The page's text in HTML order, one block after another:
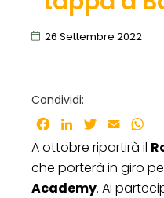
26 Settembre 2022
Condividi:
Facebook
LinkedInTwitter
Email
A ottobre ripartirà il
che porterà in giro
Academy. Ai